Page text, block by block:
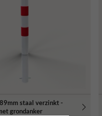
staal verzinkt -
grondanker